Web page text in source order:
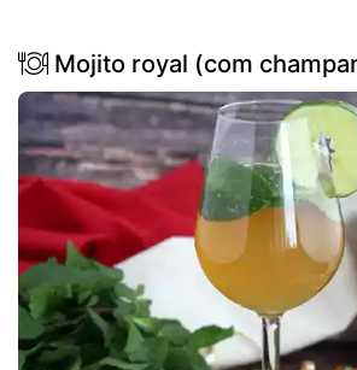
Mojito royal (com